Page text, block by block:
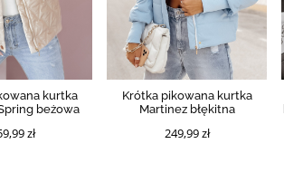
kurtka
beżowa
zł
Krótka pikowana kurtka
Martinez błękitna
249,99 zł